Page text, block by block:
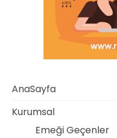
AnaSayfa
Kurumsal
Emeği Geçenler